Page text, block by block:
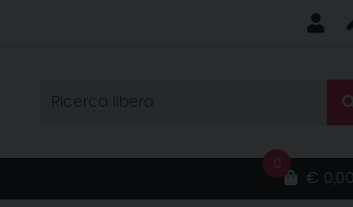
0
€ 0,00